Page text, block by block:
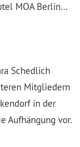
MOA Berlin…
Schedlich
Mitgliedern
in der
Aufhängung vor.